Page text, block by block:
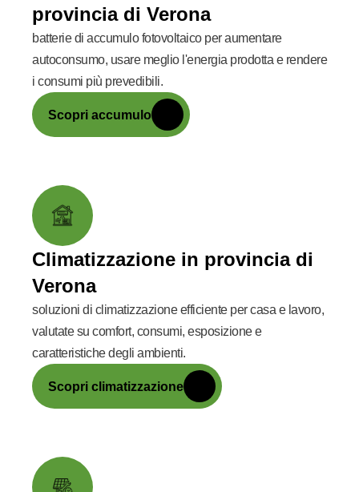
provincia di Verona
batterie di accumulo fotovoltaico per aumentare
autoconsumo, usare meglio l'energia prodotta e rendere
i consumi più prevedibili.
Scopri accumulo
Climatizzazione in provincia di
Verona
soluzioni di climatizzazione efficiente per casa e lavoro,
valutate su comfort, consumi, esposizione e
caratteristiche degli ambienti.
Scopri climatizzazione